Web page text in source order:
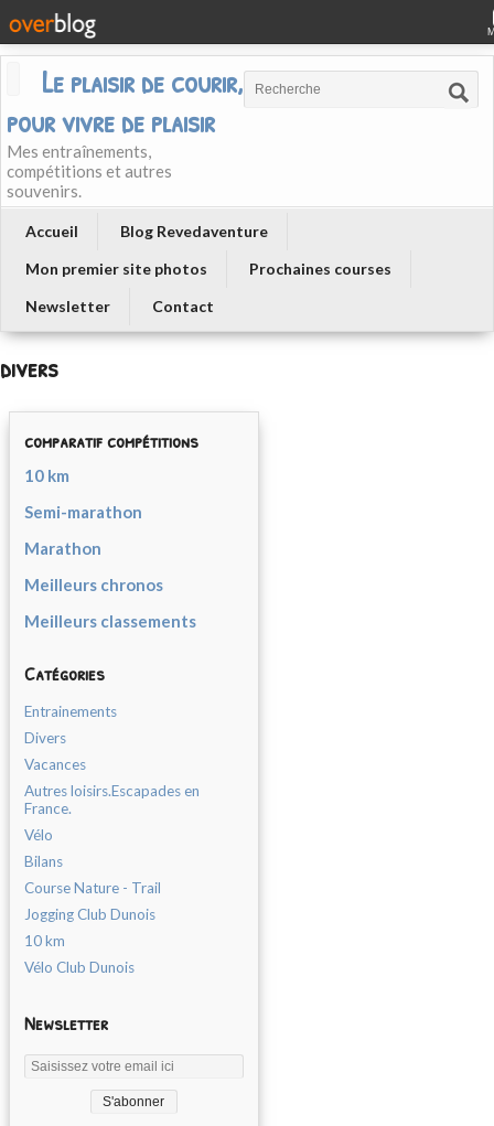
Le plaisir de courir, courir
pour vivre de plaisir
Mes entraînements,
compétitions et autres
souvenirs.
Accueil
Blog Revedaventure
Mon premier site photos
Prochaines courses
Newsletter
Contact
divers
comparatif compétitions
10 km
Semi-marathon
Marathon
Meilleurs chronos
Meilleurs classements
Catégories
Entrainements
Divers
Vacances
Autres loisirs.Escapades en
France.
Vélo
Bilans
Course Nature - Trail
Jogging Club Dunois
10 km
Vélo Club Dunois
Newsletter